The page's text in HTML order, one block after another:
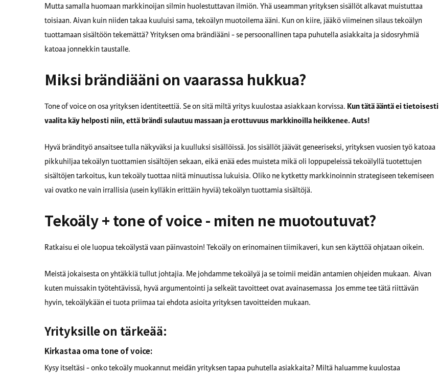
Mutta samalla huomaan markkinoijan silmin huolestuttavan ilmiön. Yhä useamman yrityksen sisällöt alkavat muistuttaa
toisiaan. Aivan kuin niiden takaa kuuluisi sama, tekoälyn muotoilema ääni. Kun on kiire, jääkö viimeinen silaus tekoälyn
tuottamaan sisältöön tekemättä? Yrityksen oma brändiääni - se persoonallinen tapa puhutella asiakkaita ja sidosryhmiä
katoaa jonnekkin taustalle.
Miksi brändiääni on vaarassa hukkua?
Tone of voice on osa yrityksen identiteettiä. Se on sitä miltä yritys kuulostaa asiakkaan korvissa. Kun tätä ääntä ei tietoisesti
vaalita käy helposti niin, että brändi sulautuu massaan ja erottuvuus markkinoilla heikkenee. Auts!
Hyvä brändityö ansaitsee tulla näkyväksi ja kuulluksi sisällöissä. Jos sisällöt jäävät geneeriseksi, yrityksen vuosien työ katoaa
pikkuhiljaa tekoälyn tuottamien sisältöjen sekaan, eikä enää edes muisteta mikä oli loppupeleissä tekoälyllä tuotettujen
sisältöjen tarkoitus, kun tekoäly tuottaa niitä minuutissa lukuisia. Oliko ne kytketty markkinoinnin strategiseen tekemiseen
vai ovatko ne vain irrallisia (usein kylläkin erittäin hyviä) tekoälyn tuottamia sisältöjä.
Tekoäly + tone of voice - miten ne muotoutuvat?
Ratkaisu ei ole luopua tekoälystä vaan päinvastoin! Tekoäly on erinomainen tiimikaveri, kun sen käyttöä ohjataan oikein.
Meistä jokaisesta on yhtäkkiä tullut johtajia. Me johdamme tekoälyä ja se toimii meidän antamien ohjeiden mukaan. Aivan
kuten muissakin työtehtävissä, hyvä argumentointi ja selkeät tavoitteet ovat avainasemassa Jos emme tee tätä riittävän
hyvin, tekoälykään ei tuota priimaa tai ehdota asioita yrityksen tavoitteiden mukaan.
Yrityksille on tärkeää:
Kirkastaa oma tone of voice:
Kysy itseltäsi - onko tekoäly muokannut meidän yrityksen tapaa puhutella asiakkaita? Miltä haluamme kuulostaa